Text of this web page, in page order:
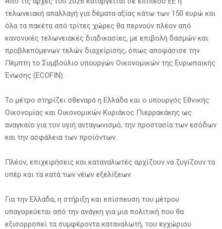
τελωνειακή απαλλαγή για δέματα αξίας κάτω των 150 ευρώ και
όλα τα πακέτα από τρίτες χώρες θα περνούν πλέον από
κανονικές τελωνειακές διαδικασίες, με επιβολή δασμών και
προβλεπόμενων τελών διαχείρισης, όπως αποφάσισε την
Πέμπτη το Συμβούλιο υπουργών Οικονομικών της Ευρωπαϊκής
Ένωσης (ECOFIN).
Το μέτρο στηρίζει σθεναρά η Ελλάδα και ο υπουργός Εθνικής
Οικονομίας και Οικονομικών Κυριάκος Πιερρακάκης ως
αναγκαίο για τον υγιή ανταγωνισμό, την προστασία των εσόδων
και την ασφάλεια των προϊόντων.
Πλέον, επιχειρήσεις και καταναλωτές αρχίζουν να ζυγίζουν τα
υπέρ και τα κατά των νέων εξελίξεων.
Για την Ελλάδα, η στήριξη και επίσπευση του μέτρου
υπαγορεύεται από την ανάγκη για μια πολιτική που θα
εξισορροπεί τα συμφέροντα καταναλωτή, του εγχώριου